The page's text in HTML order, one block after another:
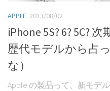
APPLE 2013/08/02
iPhone 5S? 6? 5C?
歴代モデルから占
な）
Apple の製品って、新モデ